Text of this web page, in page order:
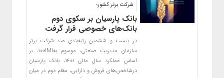
شرکت برتر کشور؛
بانک پارسیان بر سکوی دوم
بانک‌های خصوصی قرار گرفت
در بیست و ششمین رتبه‌بندی صد شرکت برتر
سازمان مدیریت صنعتی، موسوم به۱۰۰IMI، بر
اساس عملکرد سال مالی ۱۴۰۱، بانک پارسیان
درشاخص‌های فروش و دارایی، مقام دوم در میان